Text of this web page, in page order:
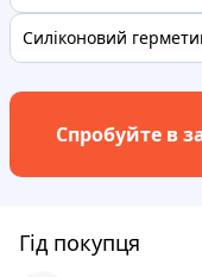
Силіконовий
Спробуйте в
Гід покупця